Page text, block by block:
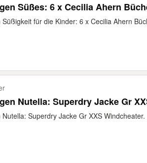
Süßes: 6 x Cecilia Ahern
für die Kinder: 6 x Cecilia Ahern
Nutella: Superdry Jacke Gr
Superdry Jacke Gr XXS